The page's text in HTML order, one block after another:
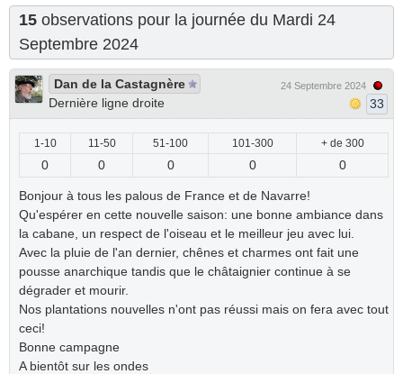
15 observations pour la journée du Mardi 24
Septembre 2024
Dan de la Castagnère
Dernière ligne droite
24 Septembre 2024
33
1-10 11-50 51-100 101-300 + de 300
0 0 0 0 0
Bonjour à tous les palous de France et de Navarre!
Qu'espérer en cette nouvelle saison: une bonne ambiance dans
la cabane, un respect de l'oiseau et le meilleur jeu avec lui.
Avec la pluie de l'an dernier, chênes et charmes ont fait une
pousse anarchique tandis que le châtaignier continue à se
dégrader et mourir.
Nos plantations nouvelles n'ont pas réussi mais on fera avec tout
ceci!
Bonne campagne
A bientôt sur les ondes